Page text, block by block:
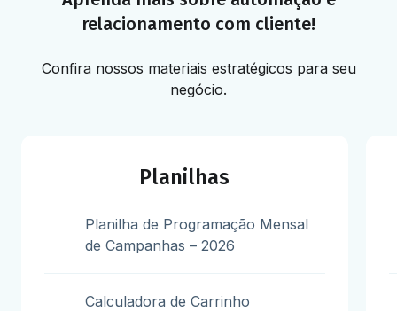
relacionamento com cliente!
Confira nossos materiais estratégicos para seu
negócio.
Planilhas
Planilha de Programação Mensal
de Campanhas – 2026
Calculadora de Carrinho